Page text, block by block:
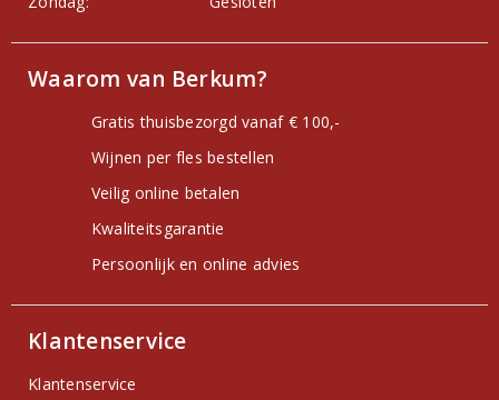
Waarom van Berkum?
Gratis thuisbezorgd vanaf € 100,-
Wijnen per fles bestellen
Veilig online betalen
Kwaliteitsgarantie
Persoonlijk en online advies
Klantenservice
Klantenservice